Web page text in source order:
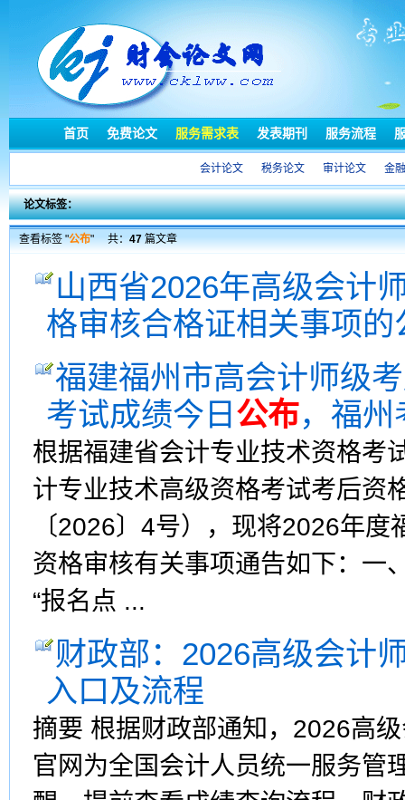
首页 免费论文 服务需求表 发表期刊 服务流程
会计论文 税务论文 审计论文 金
论文标签：
查看标签 "公布" 共：47篇文章
山西省2026年高级会计
格审核合格证相关事项的
福建福州市高会计师级
考试成绩今日 公布，福
根据福建省会计专业技术资格考
计专业技术高级资格考试考后资
〔2026〕4号），现将2026年
资格审核有关事项通告如下：一
“报名点 ...
财政部：2026高级会计
入口及流程
摘要 根据财政部通知，2026高
官网为全国会计人员统一服务管